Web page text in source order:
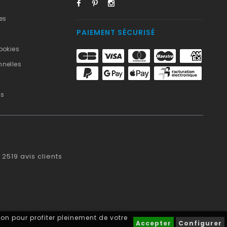
pour profiter pleinement de votre
Accepter Configurer
PAIEMENT SÉCURISÉ
2519 avis clients